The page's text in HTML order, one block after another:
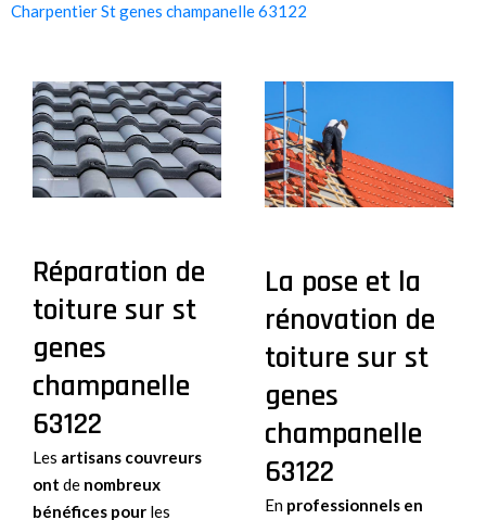
Charpentier St genes champanelle 63122
Réparation de
toiture sur st
genes
champanelle
63122
Les artisans couvreurs
ont de nombreux
bénéfices pour les
La pose et la
rénovation de
toiture sur st
genes
champanelle
63122
En professionnels en